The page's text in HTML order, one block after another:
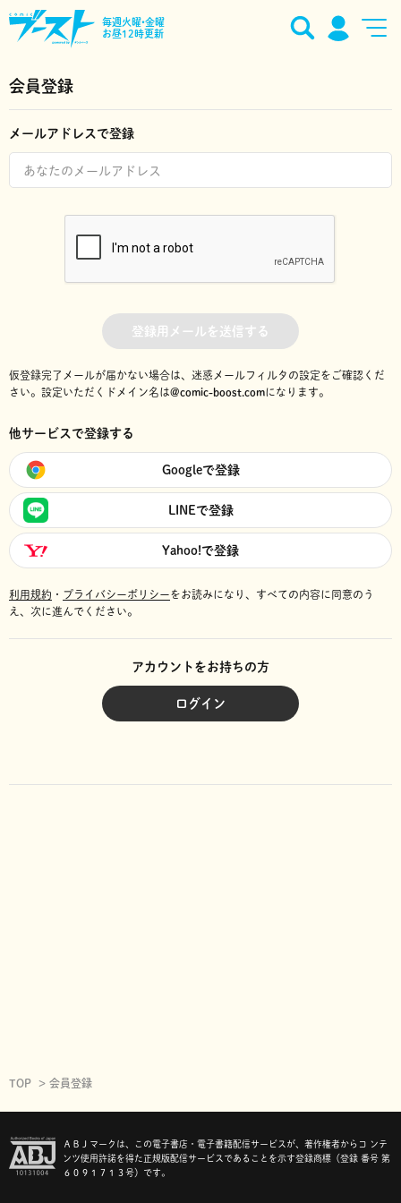
毎週火曜•金曜
お昼12時更新
会員登録
メールアドレスで登録
登録用メールを送信する
仮登録完了メールが届かない場合は、迷惑メールフィルタの設定をご確認くだ
さい。 設定いただくドメイン名は@comic-boost.comになります。
他サービスで登録する
Googleで登録
LINEで登録
Yahoo!で登録
利用規約 ・ プライバシーポリシーをお読みになり、 すべての内容に同意のう
え、次に進んでください。
アカウントをお持ちの方
ログイン
TOP 会員登録
ＡＢＪマークは、この電子書店・電子書籍配信サービスが、著作権者からコ ンテ
ンツ使用許諾を得た正規版配信サービスであることを示す登録商標（登録 番号 第
６０９１７１３号）です。